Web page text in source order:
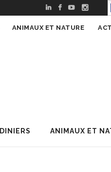
ANIMAUX ET
ANIMAUX ET NATURE